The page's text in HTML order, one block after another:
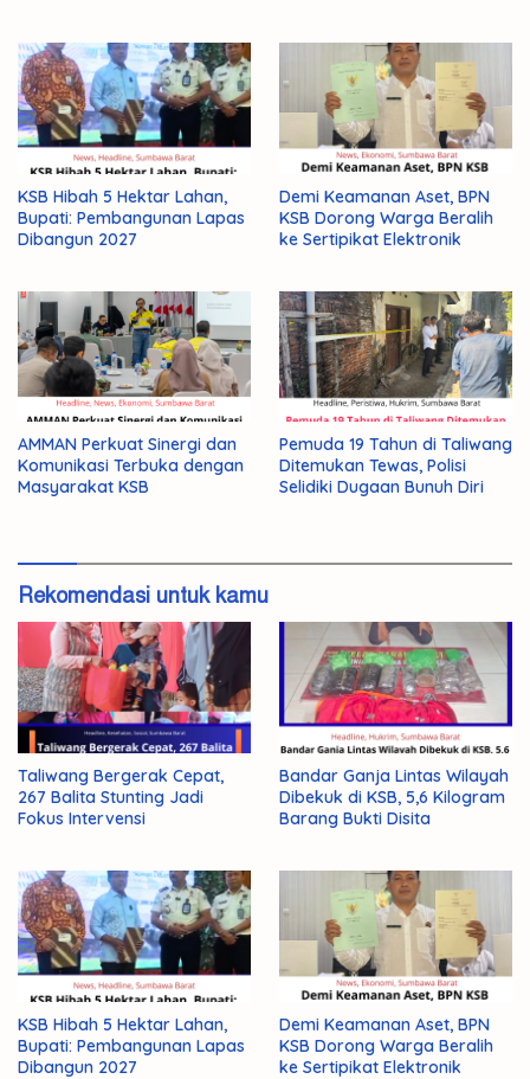
KSB Hibah 5 Hektar Lahan,
Bupati: Pembangunan Lapas
Dibangun 2027
Demi Keamanan Aset, BPN
KSB Dorong Warga Beralih
ke Sertipikat Elektronik
AMMAN Perkuat Sinergi dan
Komunikasi Terbuka dengan
Masyarakat KSB
Pemuda 19 Tahun di Taliwang
Ditemukan Tewas, Polisi
Selidiki Dugaan Bunuh Diri
Rekomendasi untuk kamu
Taliwang Bergerak Cepat,
267 Balita Stunting Jadi
Fokus Intervensi
Bandar Ganja Lintas Wilayah
Dibekuk di KSB, 5,6 Kilogram
Barang Bukti Disita
KSB Hibah 5 Hektar Lahan,
Bupati: Pembangunan Lapas
Dibangun 2027
Demi Keamanan Aset, BPN
KSB Dorong Warga Beralih
ke Sertipikat Elektronik